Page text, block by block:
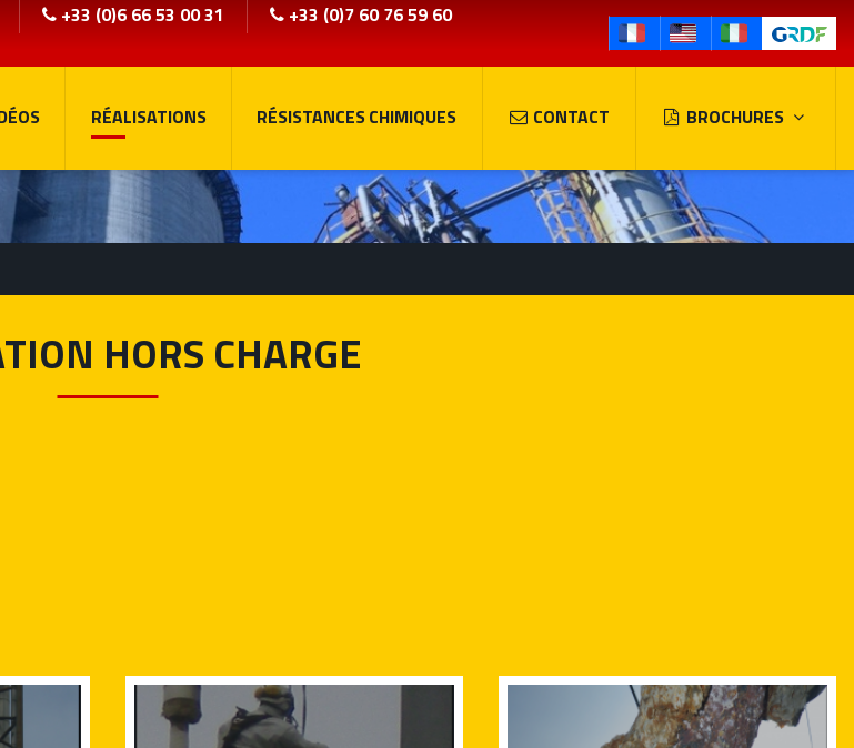
+33 (0)6 66 53 00 31
+33 (0)7 60 76 59 60
RÉALISATIONS RÉSISTANCES CHIMIQUES CONTACT BROCHURES
HORS CHARGE